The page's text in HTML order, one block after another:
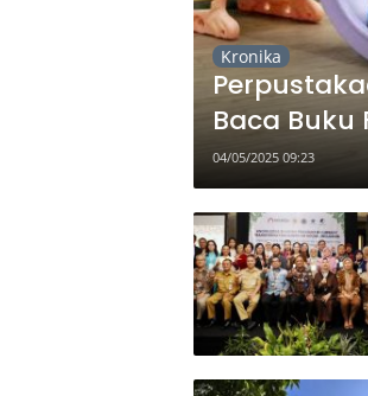
Kronika
Baca Buku
04/05/2025 09:23